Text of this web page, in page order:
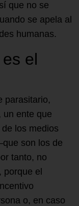
que no se
se apela al
humanas.
el
parasitario,
un ente que
los medios
son los de
tanto, no
porque el
o, en caso